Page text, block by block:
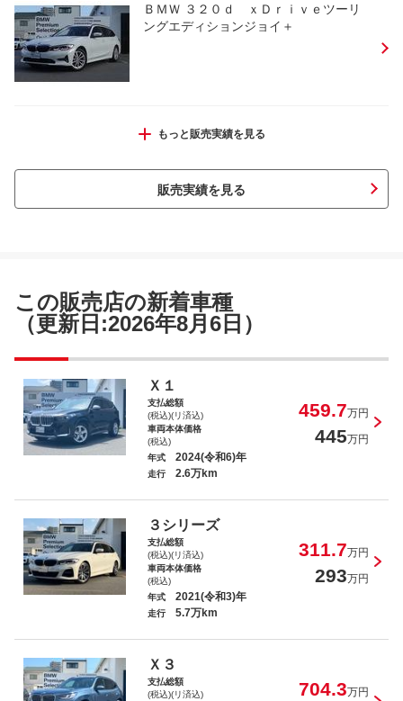
ＢＭＷ ３２０ｄ ｘＤｒｉｖｅツーリ
ングエディションジョイ＋
ＢＭＷ ５２３ｄ ｘＤｒｉｖｅ Ｍス
ＢＭＷ ２１８ｉグランクーペ Ｍスポ
ーツ
ポーツ
もっと販売実績を見る
販売実績を見る
この販売店の新着車種
（更新日:2026年8月6日）
Ｘ１
支払総額
(税込)(リ済込)
459.7万円
車両本体価格
(税込)
445万円
年式 2024(令和6)年
走行 2.6万km
３シリーズ
支払総額
(税込)(リ済込)
311.7万円
車両本体価格
(税込)
293万円
年式 2021(令和3)年
走行 5.7万km
Ｘ３
支払総額
(税込)(リ済込)
704.3万円